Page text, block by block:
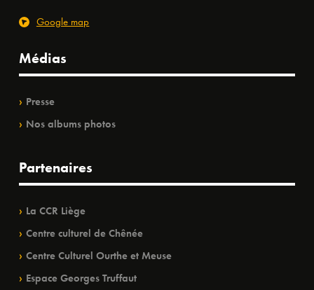
Google map
Médias
Presse
Nos albums photos
Partenaires
La CCR Liège
Centre culturel de Chênée
Centre Culturel Ourthe et Meuse
Espace Georges Truffaut